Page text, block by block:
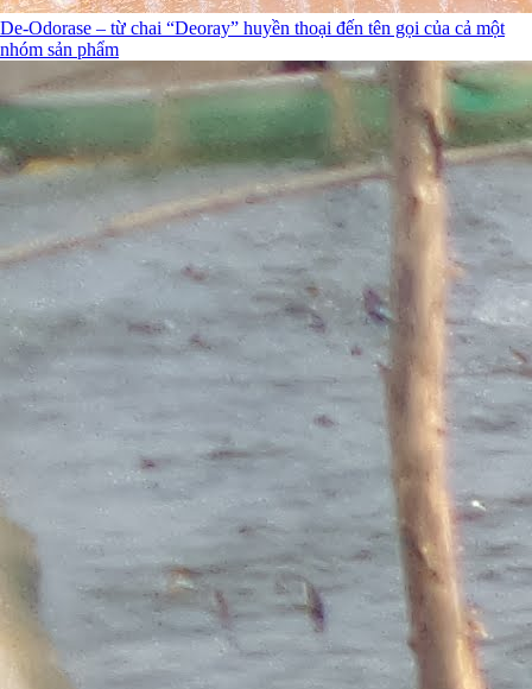
De-Odorase – từ chai “Deoray” huyền thoại đến tên gọi của cả một
nhóm sản phẩm